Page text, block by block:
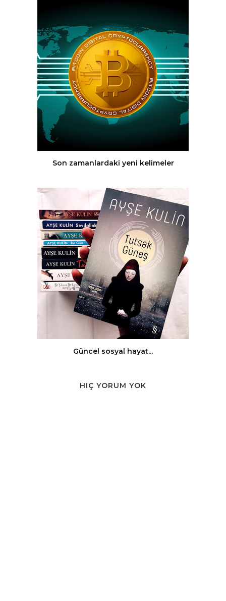
Son zamanlardaki yeni kelimeler
Güncel sosyal hayat...
HIÇ YORUM YOK